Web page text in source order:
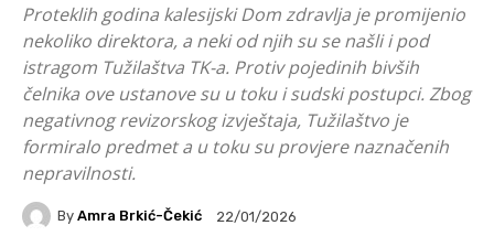
Proteklih godina kalesijski Dom zdravlja je promijenio
nekoliko direktora, a neki od njih su se našli i pod
istragom Tužilaštva TK-a. Protiv pojedinih bivših
čelnika ove ustanove su u toku i sudski postupci. Zbog
negativnog revizorskog izvještaja, Tužilaštvo je
formiralo predmet a u toku su provjere naznačenih
nepravilnosti.
By Amra Brkić-Čekić 22/01/2026